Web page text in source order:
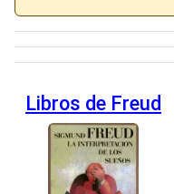
Libros de Freud